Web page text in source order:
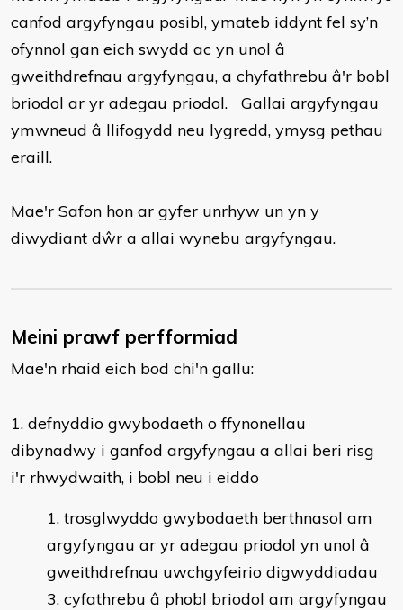
canfod argyfyngau posibl, ymateb iddynt fel sy’n
ofynnol gan eich swydd ac yn unol â
gweithdrefnau argyfyngau, a chyfathrebu â'r bobl
briodol ar yr adegau priodol. Gallai argyfyngau
ymwneud â llifogydd neu lygredd, ymysg pethau
eraill.
Mae'r Safon hon ar gyfer unrhyw un yn y
diwydiant dŵr a allai wynebu argyfyngau.
Meini prawf perfformiad
Mae'n rhaid eich bod chi'n gallu:
​1. defnyddio gwybodaeth o ffynonellau
dibynadwy i ganfod argyfyngau a allai beri risg
i'r rhwydwaith, i bobl neu i eiddo
trosglwyddo gwybodaeth berthnasol am
argyfyngau ar yr adegau priodol yn unol â
gweithdrefnau uwchgyfeirio digwyddiadau
3. cyfathrebu â phobl briodol am argyfyngau